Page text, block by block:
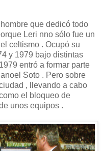
que dedicó todo
Leri nno sólo fue un
celtismo . Ocupó su
y 1979 bajo distintas
entró a formar parte
Soto . Pero sobre
, llevando a cabo
el bloqueo de
unos equipos .